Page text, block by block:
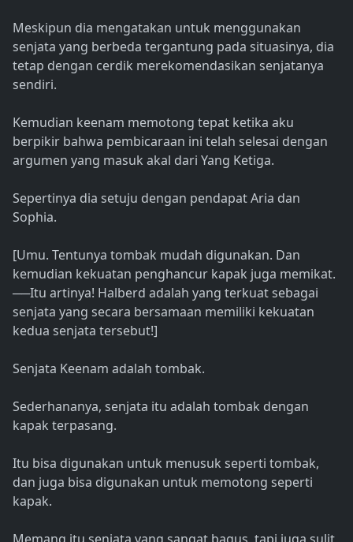
Meskipun dia mengatakan untuk menggunakan
senjata yang berbeda tergantung pada situasinya, dia
tetap dengan cerdik merekomendasikan senjatanya
sendiri.
Kemudian keenam memotong tepat ketika aku
berpikir bahwa pembicaraan ini telah selesai dengan
argumen yang masuk akal dari Yang Ketiga.
Sepertinya dia setuju dengan pendapat Aria dan
Sophia.
[Umu. Tentunya tombak mudah digunakan. Dan
kemudian kekuatan penghancur kapak juga memikat.
──Itu artinya! Halberd adalah yang terkuat sebagai
senjata yang secara bersamaan memiliki kekuatan
kedua senjata tersebut!]
Senjata Keenam adalah tombak.
Sederhananya, senjata itu adalah tombak dengan
kapak terpasang.
Itu bisa digunakan untuk menusuk seperti tombak,
dan juga bisa digunakan untuk memotong seperti
kapak.